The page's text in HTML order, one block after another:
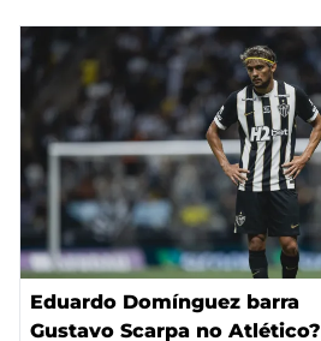
Eduardo Domínguez barra
Gustavo Scarpa no Atlético?